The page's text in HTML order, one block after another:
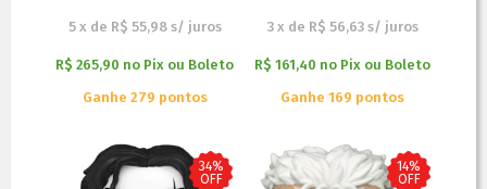
5 x de R$ 55,98 s/ juros
R$ 265,90 no Pix ou Boleto
Ganhe 279 pontos
3 x de R$ 56,63 s/ juros
R$ 161,40 no Pix ou Boleto
Ganhe 169 pontos
34%
OFF
14%
OFF